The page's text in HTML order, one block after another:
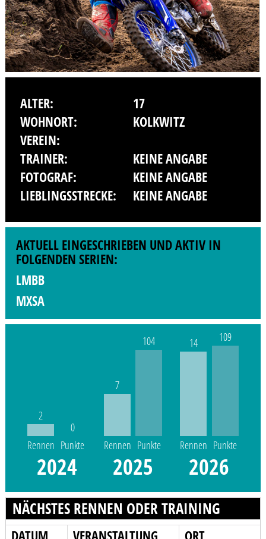
ALTER:
17
WOHNORT:
KOLKWITZ
VEREIN:
TRAINER:
KEINE ANGABE
FOTOGRAF:
KEINE ANGABE
LIEBLINGSSTRECKE:
KEINE ANGABE
AKTUELL EINGESCHRIEBEN UND AKTIV IN
FOLGENDEN SERIEN:
LMBB
MXSA
2
Rennen
0
Punkte
2024
7
Rennen
104
Punkte
2025
14
Rennen
109
Punkte
2026
NÄCHSTES RENNEN ODER TRAINING